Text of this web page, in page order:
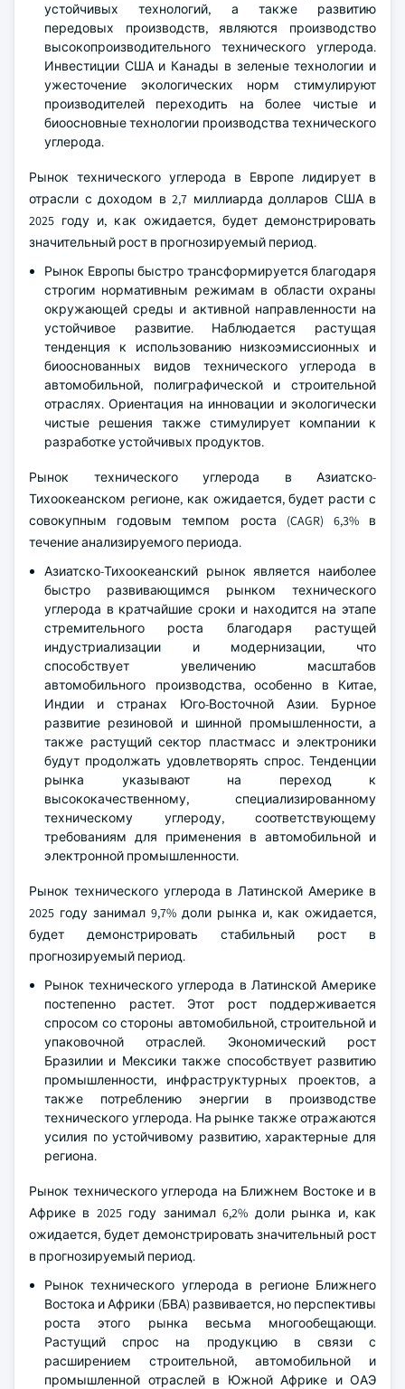
устойчивых технологий, а также развитию
передовых производств, являются производство
высокопроизводительного технического углерода.
Инвестиции США и Канады в зеленые технологии и
ужесточение экологических норм стимулируют
производителей переходить на более чистые и
биоосновные технологии производства технического
углерода.
Рынок технического углерода в Европе лидирует в
отрасли с доходом в 2,7 миллиарда долларов США в
2025 году и, как ожидается, будет демонстрировать
значительный рост в прогнозируемый период.
Рынок Европы быстро трансформируется благодаря
строгим нормативным режимам в области охраны
окружающей среды и активной направленности на
устойчивое развитие. Наблюдается растущая
тенденция к использованию низкоэмиссионных и
биооснованных видов технического углерода в
автомобильной, полиграфической и строительной
отраслях. Ориентация на инновации и экологически
чистые решения также стимулирует компании к
разработке устойчивых продуктов.
Рынок технического углерода в Азиатско-
Тихоокеанском регионе, как ожидается, будет расти с
совокупным годовым темпом роста (CAGR) 6,3% в
течение анализируемого периода.
Азиатско-Тихоокеанский рынок является наиболее
быстро развивающимся рынком технического
углерода в кратчайшие сроки и находится на этапе
стремительного роста благодаря растущей
индустриализации и модернизации, что
способствует увеличению масштабов
автомобильного производства, особенно в Китае,
Индии и странах Юго-Восточной Азии. Бурное
развитие резиновой и шинной промышленности, а
также растущий сектор пластмасс и электроники
будут продолжать удовлетворять спрос. Тенденции
рынка указывают на переход к
высококачественному, специализированному
техническому углероду, соответствующему
требованиям для применения в автомобильной и
электронной промышленности.
Рынок технического углерода в Латинской Америке в
2025 году занимал 9,7% доли рынка и, как ожидается,
будет демонстрировать стабильный рост в
прогнозируемый период.
Рынок технического углерода в Латинской Америке
постепенно растет. Этот рост поддерживается
спросом со стороны автомобильной, строительной и
упаковочной отраслей. Экономический рост
Бразилии и Мексики также способствует развитию
промышленности, инфраструктурных проектов, а
также потреблению энергии в производстве
технического углерода. На рынке также отражаются
усилия по устойчивому развитию, характерные для
региона.
Рынок технического углерода на Ближнем Востоке и в
Африке в 2025 году занимал 6,2% доли рынка и, как
ожидается, будет демонстрировать значительный рост
в прогнозируемый период.
Рынок технического углерода в регионе Ближнего
Востока и Африки (БВА) развивается, но перспективы
роста этого рынка весьма многообещающи.
Растущий спрос на продукцию в связи с
расширением строительной, автомобильной и
промышленной отраслей в Южной Африке и ОАЭ